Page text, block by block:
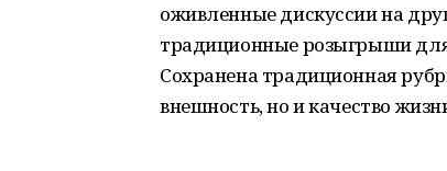
оживленные дискуссии на
традиционные розыгрыши
Сохранена традиционная
внешность, но и качество